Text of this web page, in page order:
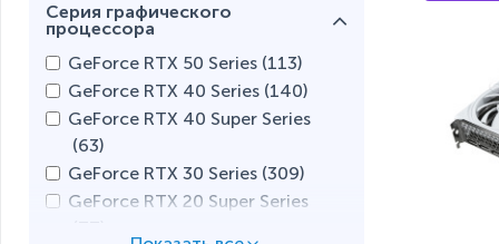
Palit (151)
PowerColor ( 31)
PNY (4)
Sapphire (42)
XFX (
ZOTAC ( 30)
Серия графического
процессора
GeForce RTX 50 Series (113)
GeForce RTX 40 Series (140)
GeForce RTX 40 Super Series
(63)
GeForce RTX 30 Series (309)
GeForce RTX 20 Super Series